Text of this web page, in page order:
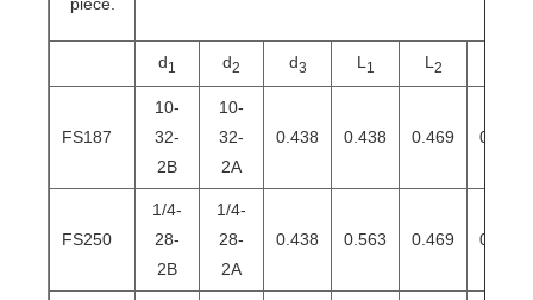
d1 d2 d3 L 1 L 2
FS187
10-
32-
2B
10-
32-
2A
0.438 0.438 0.469 0.438
FS250
1/4-
28-
2B
1/4-
28-
2A
0.438 0.563 0.469 0.500